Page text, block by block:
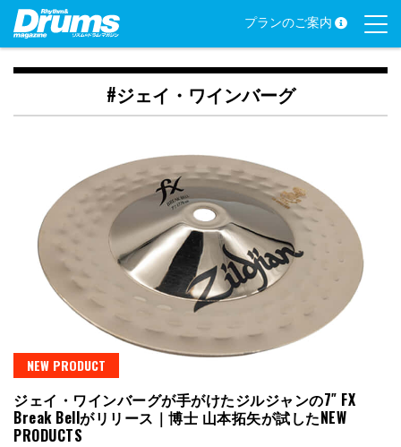
Skip
content
プランのご案内
#ジェイ・ワインバーグ
NEW PRODUCT
ジェイ・ワインバーグが手がけたジルジャンの7″ FX
Break Bellがリリース｜博士 山本拓矢が試したNEW
PRODUCTS